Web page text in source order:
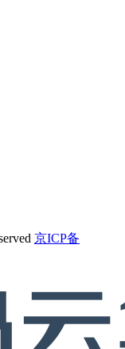
京ICP备